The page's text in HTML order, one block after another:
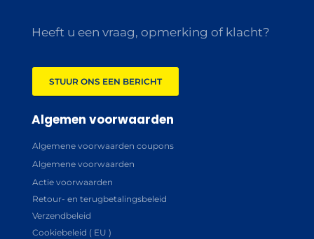
Heeft u een vraag, opmerking of klacht?
STUUR ONS EEN BERICHT
Algemen voorwaarden
Algemene voorwaarden coupons
Algemene voorwaarden
Actie voorwaarden
Retour- en terugbetalingsbeleid
Verzendbeleid
Cookiebeleid ( EU )